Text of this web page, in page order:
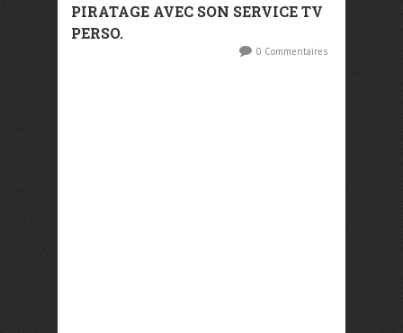
PIRATAGE AVEC SON SERVICE TV
PERSO.
0 Commentaires